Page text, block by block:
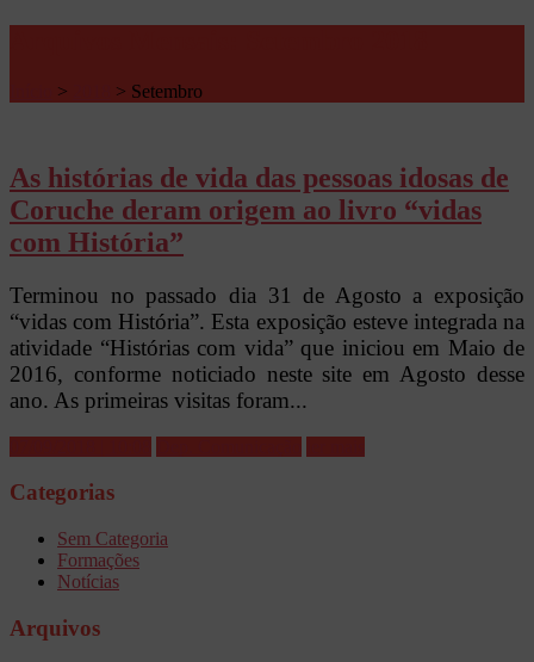
> > Setembro
As histórias de vida das pessoas idosas de
Coruche deram origem ao livro “vidas
com História”
Terminou no passado dia 31 de Agosto a exposição
“vidas com História”. Esta exposição esteve integrada na
atividade “Histórias com vida” que iniciou em Maio de
2016, conforme noticiado neste site em Agosto desse
ano. As primeiras visitas foram...
Categorias
Sem Categoria
Formações
Notícias
Arquivos